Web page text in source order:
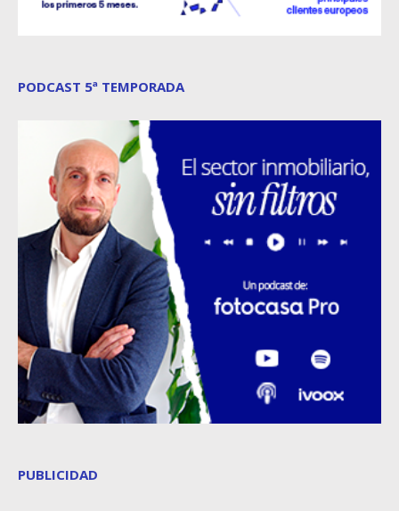
PODCAST 5ª TEMPORADA
PUBLICIDAD